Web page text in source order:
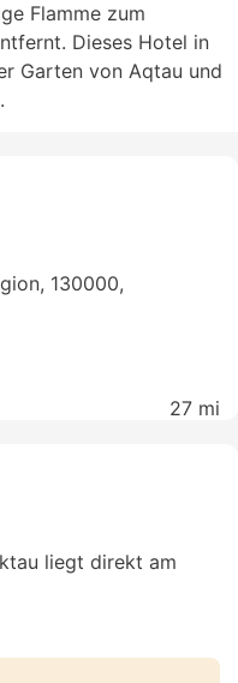
Flamme zum
Dieses Hotel in
Garten von Aqtau und
130000,
27 mi
liegt direkt am